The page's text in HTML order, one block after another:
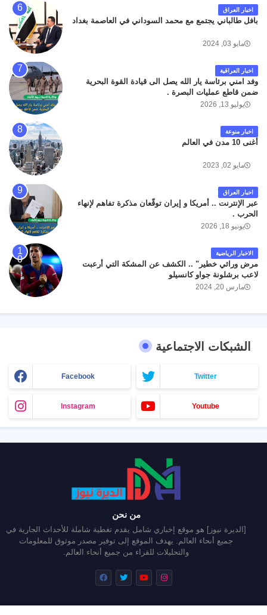
اخبار العراق
بافل طالباني يجتمع مع محمد السوداني في العاصمة بغداد
مايو 03, 2024
اخبار العراقية
وفد امني برئاسة يار الله يصل الى قيادة القوة البحرية
ضمن قاطع عمليات البصرة .
يوليو 13, 2026
اخبار منوعة
أغنى 10 مدن في العالم
مايو 02, 2023
اخبار العراق
عبر الإنترنت .. أمريكا و إيران توقّعان مذكرة تفاهم لإنهاء
الحرب .
يونيو 18, 2026
الاخبار الرياضية
مرض وراثي خطير" .. الكشف عن المشكة التي أرعبت
لاعب برشلونة جواو كانسيلو
مارس 20, 2024
الشبكات الاجتماعية
Facebook Twitter
Instagram Youtube
من نحن
[الديرة نيوز] هو موقع إخباري شامل يقدم تغطية شاملة للأحداث الجارية في
جميع أنحاء العالم. يهدف الموقع إلى توفير مصدر موثوق للمعلومات
والتحليلات للقراء من جميع أنحاء العالم.